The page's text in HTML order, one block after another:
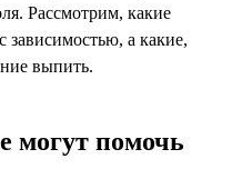
Рассмотрим, какие
зависимостью, а какие,
выпить.
могут помочь